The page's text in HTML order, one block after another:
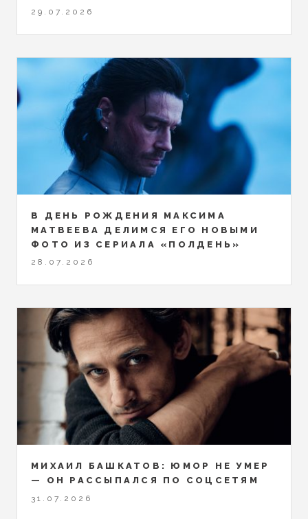
29.07.2026
В ДЕНЬ РОЖДЕНИЯ МАКСИМА
МАТВЕЕВА ДЕЛИМСЯ ЕГО НОВЫМИ
ФОТО ИЗ СЕРИАЛА «ПОЛДЕНЬ»
28.07.2026
МИХАИЛ БАШКАТОВ: ЮМОР НЕ УМЕР
— ОН РАССЫПАЛСЯ ПО СОЦСЕТЯМ
31.07.2026